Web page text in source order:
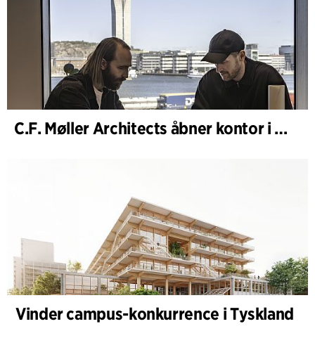
C.F. Møller Architects åbner kontor i Göteborg
Vinder campus-konkurrence i Tyskland